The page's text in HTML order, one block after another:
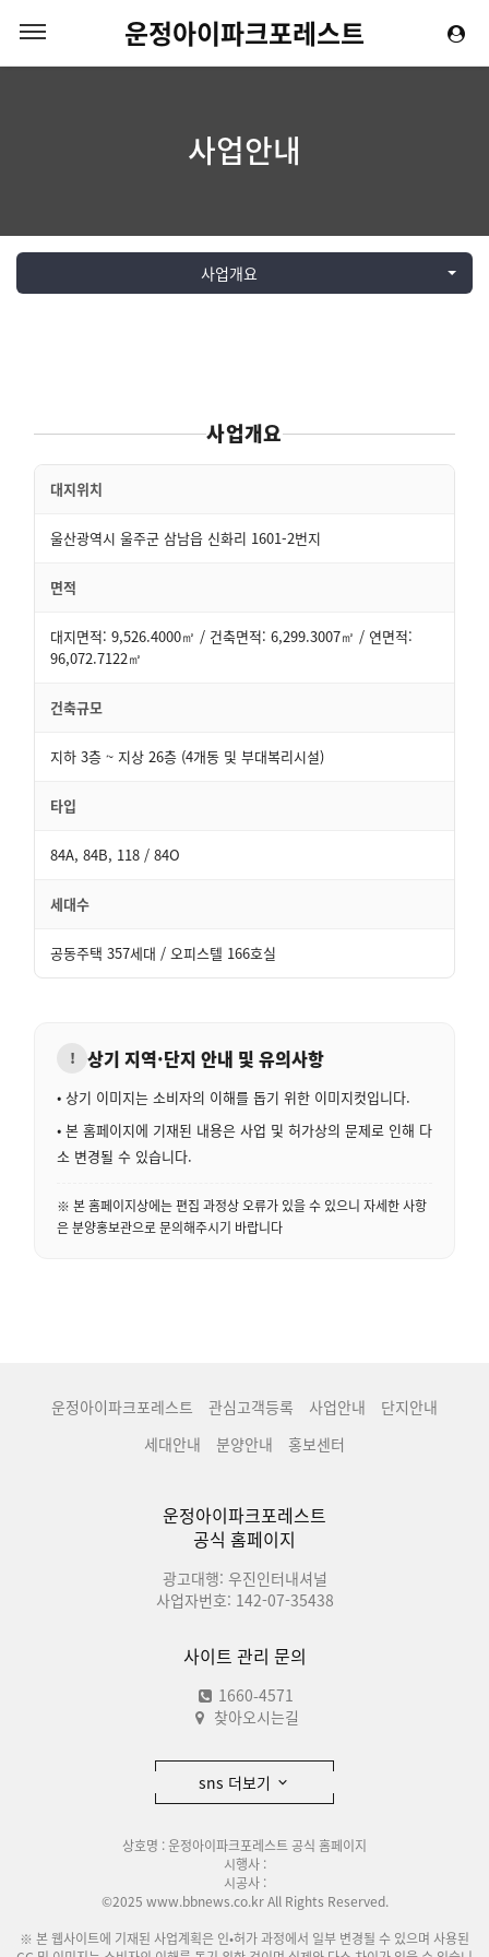
운정아이파크포레스트
사업안내
사업개요
사업개요
대지위치
울산광역시 울주군 삼남읍 신화리 1601-2번지
면적
대지면적: 9,526.4000㎡ / 건축면적: 6,299.3007㎡ / 연면적:
96,072.7122㎡
건축규모
지하 3층 ~ 지상 26층 (4개동 및 부대복리시설)
타입
84A, 84B, 118 / 84O
세대수
공동주택 357세대 / 오피스텔 166호실
! 상기 지역·단지 안내 및 유의사항
• 상기 이미지는 소비자의 이해를 돕기 위한 이미지컷입니다.
• 본 홈페이지에 기재된 내용은 사업 및 허가상의 문제로 인해 다
소 변경될 수 있습니다.
※ 본 홈페이지상에는 편집 과정상 오류가 있을 수 있으니 자세한 사항
은 분양홍보관으로 문의해주시기 바랍니다
운정아이파크포레스트 관심고객등록 사업안내
단지안내
세대안내
분양안내 홍보센터
운정아이파크포레스트
공식 홈페이지
광고대행: 우진인터내셔널
사업자번호: 142-07-35438
사이트 관리 문의
1660-4571
찾아오시는길
sns 더보기
상호명 : 운정아이파크포레스트 공식 홈페이지
시행사 :
시공사 :
©2025 www.bbnews.co.kr All Rights Reserved.
※ 본 웹사이트에 기재된 사업계획은 인•허가 과정에서 일부 변경될 수 있으며 사용된